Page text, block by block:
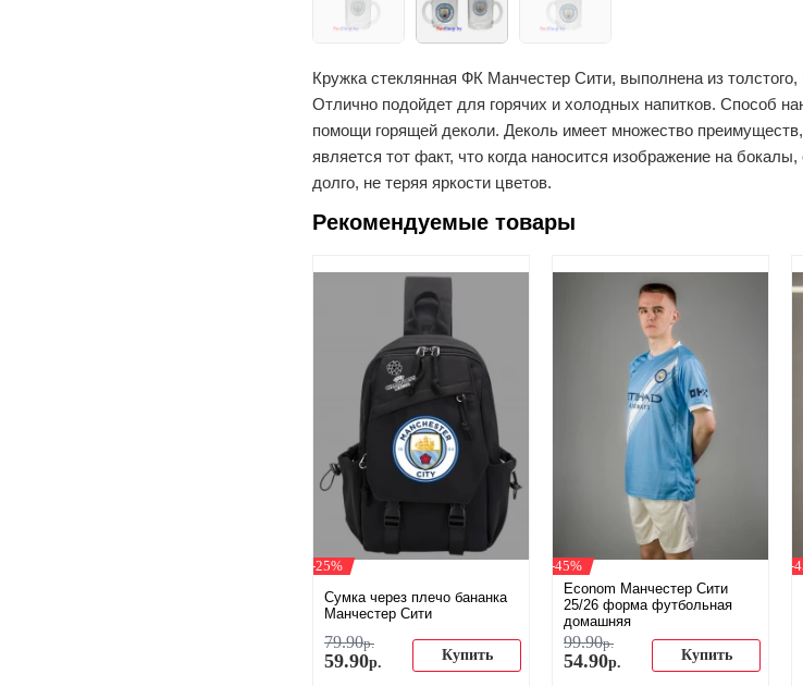
Кружка стеклянная ФК Манчестер Сити, выполнена из толстого,
Отлично подойдет для горячих и холодных напитков. Способ
помощи горящей деколи. Деколь имеет множество
является тот факт, что когда наносится изображение на
долго, не теряя яркости цветов.
Рекомендуемые товары
-25%
Сумка через плечо бананка
Манчестер Сити
79.90р.
59.90р. Купить
-45%
Econom Манчестер Сити
25/26 форма футбольная
домашняя
99.90р.
54.90р. Купить
-